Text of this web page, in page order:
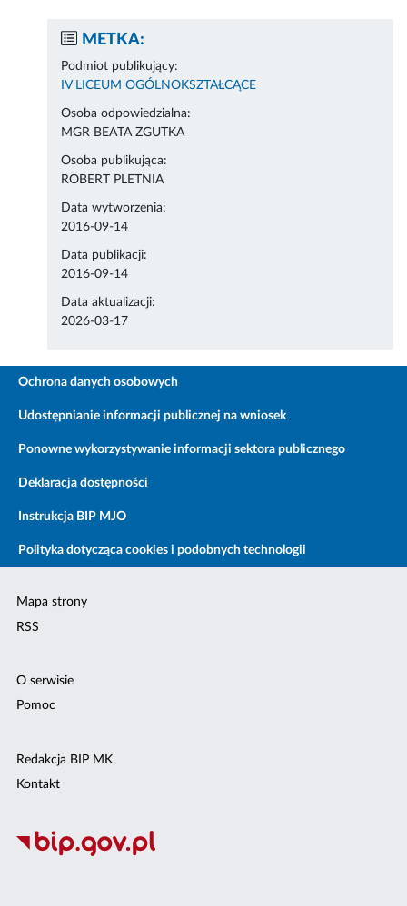
METKA:
Podmiot publikujący:
IV LICEUM OGÓLNOKSZTAŁCĄCE
Osoba odpowiedzialna:
MGR BEATA ZGUTKA
Osoba publikująca:
ROBERT PLETNIA
Data wytworzenia:
2016-09-14
Data publikacji:
2016-09-14
Data aktualizacji:
2026-03-17
Ochrona danych osobowych
Udostępnianie informacji publicznej na wniosek
Ponowne wykorzystywanie informacji sektora publicznego
Deklaracja dostępności
Instrukcja BIP MJO
Polityka dotycząca cookies i podobnych technologii
Mapa strony
RSS
O serwisie
Pomoc
Redakcja BIP MK
Kontakt